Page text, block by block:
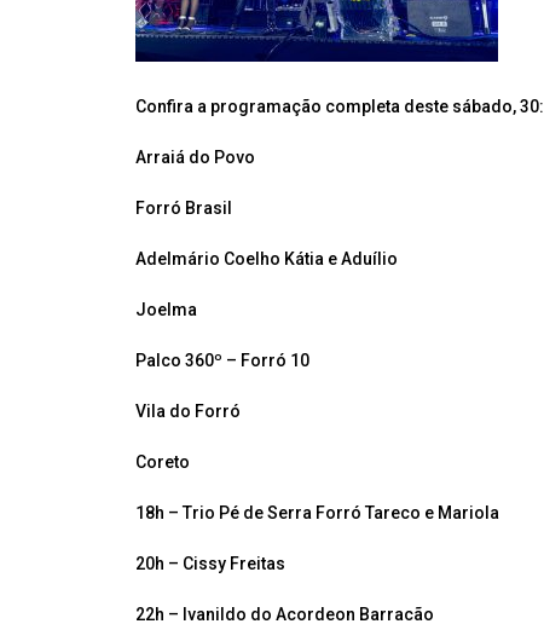
Confira a programação completa deste sábado, 30:
Arraiá do Povo
Forró Brasil
Adelmário Coelho Kátia e Aduílio
Joelma
Palco 360º – Forró 10
Vila do Forró
Coreto
18h – Trio Pé de Serra Forró Tareco e Mariola
20h – Cissy Freitas
22h – Ivanildo do Acordeon Barracão